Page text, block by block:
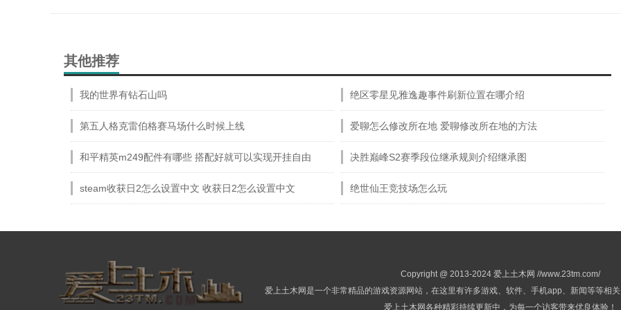
其他推荐
我的世界有钻石山吗 绝区零星见雅逸趣事件刷新位置在哪介绍
第五人格克雷伯格赛马场什么时候上线 爱聊怎么修改所在地 爱聊修改所在地的方法
和平精英m249配件有哪些 搭配好就可以实现开挂自由 决胜巅峰S2赛季段位继承规则介绍继承图
steam收获日2怎么设置中文 收获日2怎么设置中文 绝世仙王竞技场怎么玩
Copyright @ 2013-2024 爱上土木网 //www.23tm.com/
爱上土木网是一个非常精品的游戏资源网站，在这里有许多游戏、软件、手机app、新闻等等相
爱上土木网各种精彩持续更新中，为每一个访客带来优良体验！